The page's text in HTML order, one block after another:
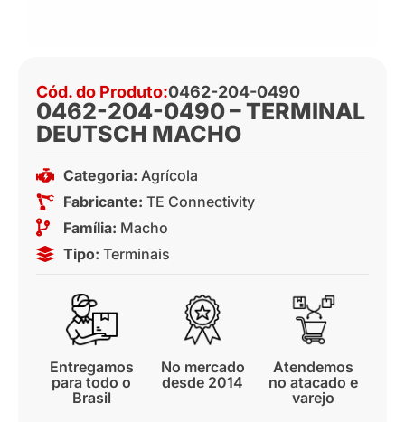
Cód. do Produto:0462-204-0490
0462-204-0490 – TERMINAL
DEUTSCH MACHO
Categoria: Agrícola
Fabricante: TE Connectivity
Família: Macho
Tipo: Terminais
Entregamos
para todo o
Brasil
No mercado
desde 2014
Atendemos
no atacado e
varejo